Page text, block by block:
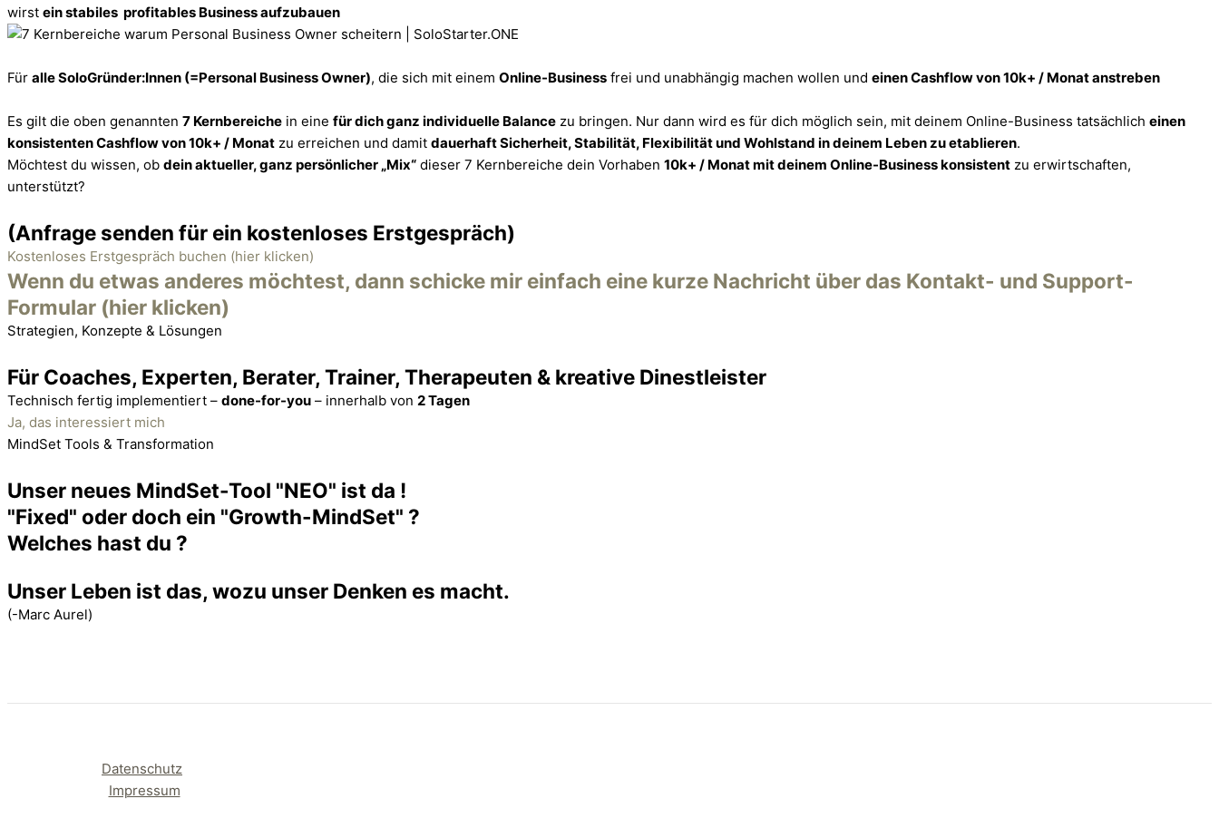
wirst ein stabiles profitables Business aufzubauen
Für alle SoloGründer:Innen (=Personal Business Owner), die sich mit einem Online-Business frei und unabhängig machen wollen und einen Cashflow von 10k+ / Monat anstreben
Es gilt die oben genannten 7 Kernbereiche in eine für dich ganz individuelle Balance zu bringen. Nur dann wird es für dich möglich sein, mit deinem Online-Business tatsächlich einen
konsistenten Cashflow von 10k+ / Monat zu erreichen und damit dauerhaft Sicherheit, Stabilität, Flexibilität und Wohlstand in deinem Leben zu etablieren.
Möchtest du wissen, ob dein aktueller, ganz persönlicher „Mix“ dieser 7 Kernbereiche dein Vorhaben 10k+ / Monat mit deinem Online-Business konsistent zu erwirtschaften,
unterstützt?
(Anfrage senden für ein kostenloses Erstgespräch)
Kostenloses Erstgespräch buchen (hier klicken)
Wenn du etwas anderes möchtest, dann schicke mir einfach eine kurze Nachricht über das Kontakt- und Support-
Formular (hier klicken)
Strategien, Konzepte & Lösungen
Für Coaches, Experten, Berater, Trainer, Therapeuten & kreative Dinestleister
Technisch fertig implementiert – done-for-you – innerhalb von 2 Tagen
Ja, das interessiert mich
MindSet Tools & Transformation
Unser neues MindSet-Tool "NEO" ist da !
"Fixed" oder doch ein "Growth-MindSet" ?
Welches hast du ?
Unser Leben ist das, wozu unser Denken es macht.
(-Marc Aurel)
Datenschutz
Impressum